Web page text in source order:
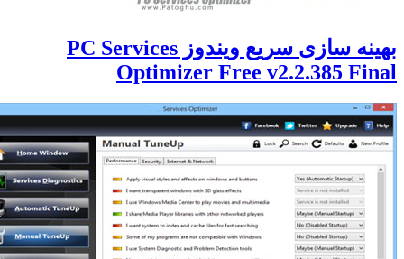
بهینه سازی سریع ویندوز PC Services
Optimizer Free v2.2.385